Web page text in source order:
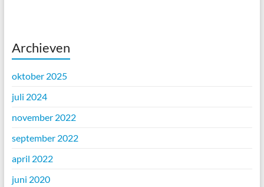
Archieven
oktober 2025
juli 2024
november 2022
september 2022
april 2022
juni 2020